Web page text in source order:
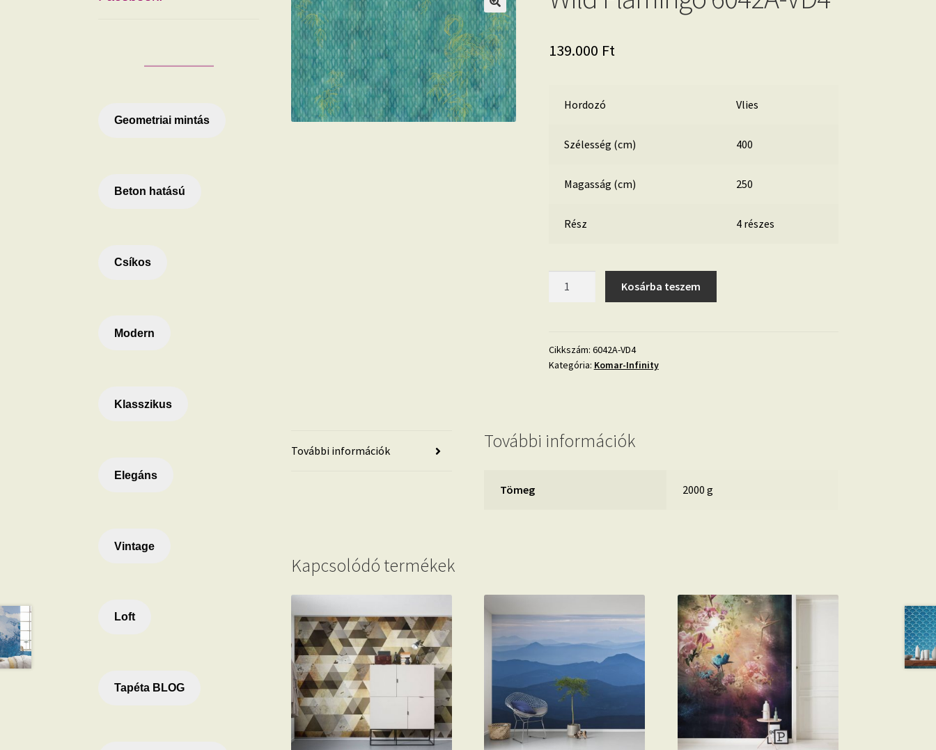
139.000 Ft
Hordozó Vlies
Szélesség (cm) 400
Magasság (cm) 250
Rész 4 részes
mennyiség
Kosárba teszem
Cikkszám: 6042A-VD4
Kategória: Komar-Infinity
További információk További információk
Tömeg 2000 g
Kapcsolódó termékek
Geometriai mintás
Beton hatású
Csíkos
Modern
Klasszikus
Elegáns
Vintage
Loft
Tapéta BLOG